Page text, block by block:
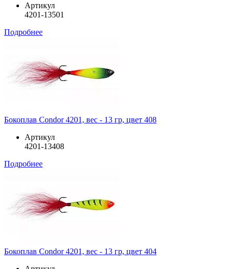
Артикул
4201-13501
Подробнее
Бокоплав Condor 4201, вес - 13 гр, цвет 408
Артикул
4201-13408
Подробнее
Бокоплав Condor 4201, вес - 13 гр, цвет 404